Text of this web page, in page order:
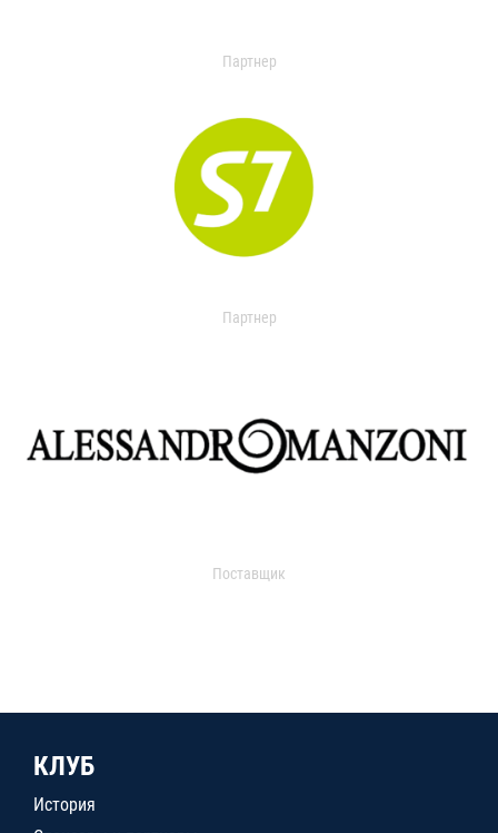
Партнер
Партнер
Поставщик
КЛУБ
История